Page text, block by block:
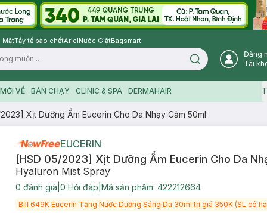
MặtTẩy tế bào chếtArielNước GiặtBagsmart
Search icon
Đăng
Tài
VỀ BÁN CHẠY CLINIC & SPA DERMAHAIR
Xịt Dưỡng Ẩm Eucerin Cho Da Nhạy Cảm 50ml
EUCERIN
[HSD 05/2023] Xịt Dưỡng Ẩm Eucerin Cho Da
Hyaluron Mist Spray
0 đánh giá 0 Hỏi đáp Mã sản phẩm: 422212664
Bill 649K Eucerin Tặng Nước Dưỡng Sáng Da 30ml trị giá 350K (SL có